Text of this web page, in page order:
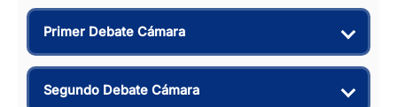
Primer Debate Cámara
Segundo Debate Cámara